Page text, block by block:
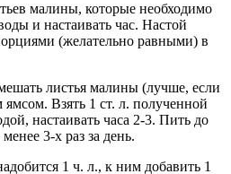
малины, которые необходимо
и настаивать час. Настой
(желательно равными) в
листья малины (лучше, если
Взять 1 ст. л. полученной
настаивать часа 2-3. Пить до
3-х раз за день.
1 ч. л., к ним добавить 1